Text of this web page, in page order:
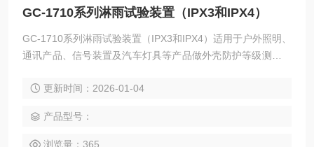
GC-1710系列淋雨试验装置（IPX3和IPX4）
GC-1710系列淋雨试验装置（IPX3和IPX4）适用于户外照明、
通讯产品、信号装置及汽车灯具等产品做外壳防护等级测试，
验样品的温度与雨水温度的温度差作用所引起的大量进水，可
验。
更新时间：2026-01-04
产品型号：
浏览量：365